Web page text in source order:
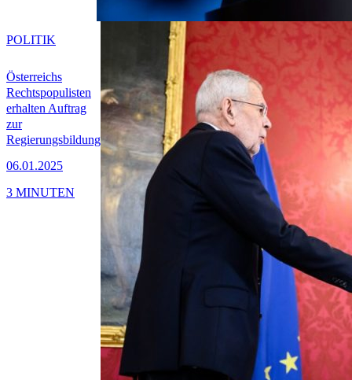
Österreichs
Rechtspopulisten
erhalten Auftrag
zur
Regierungsbildung
06.01.2025
POLITIK
3 MINUTEN